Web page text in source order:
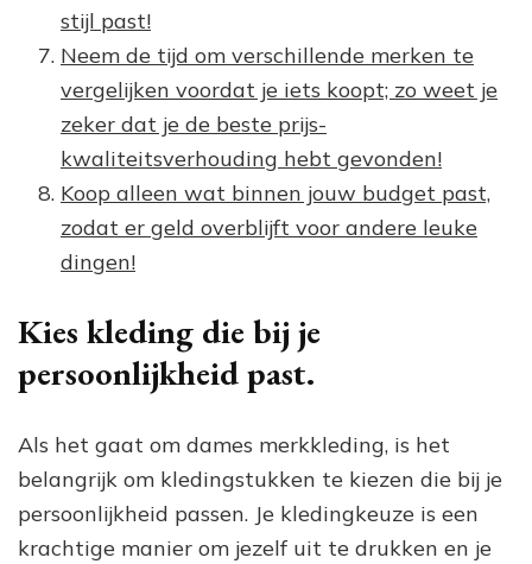
stijl past!
Neem de tijd om verschillende merken te
vergelijken voordat je iets koopt; zo weet je
zeker dat je de beste prijs-
kwaliteitsverhouding hebt gevonden!
Koop alleen wat binnen jouw budget past,
zodat er geld overblijft voor andere leuke
dingen!
Kies kleding die bij je
persoonlijkheid past.
Als het gaat om dames merkkleding, is het
belangrijk om kledingstukken te kiezen die bij je
persoonlijkheid passen. Je kledingkeuze is een
krachtige manier om jezelf uit te drukken en je